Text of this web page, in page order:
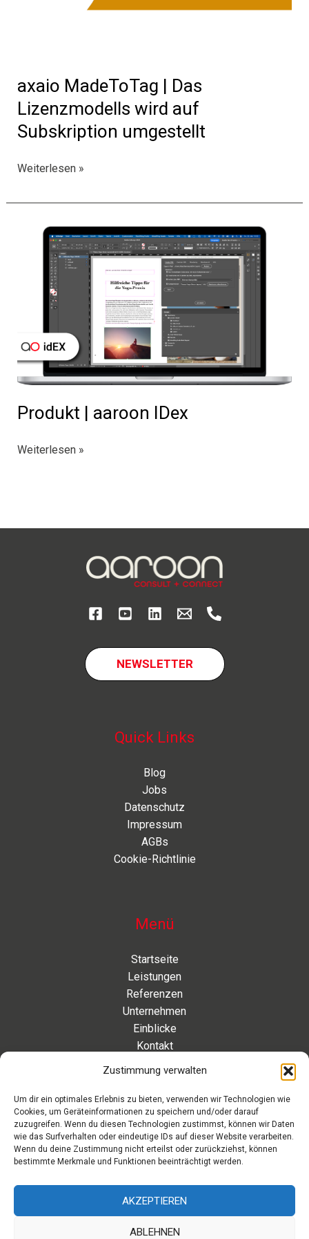
Zustimmung verwalten
Um dir ein optimales Erlebnis zu bieten, verwenden wir Technologien wie
Cookies, um Geräteinformationen zu speichern und/oder darauf
zuzugreifen. Wenn du diesen Technologien zustimmst, können wir Daten
wie das Surfverhalten oder eindeutige IDs auf dieser Website verarbeiten.
Wenn du deine Zustimmung nicht erteilst oder zurückziehst, können
bestimmte Merkmale und Funktionen beeinträchtigt werden.
AKZEPTIEREN
ABLEHNEN
axaio MadeToTag | Das
Lizenzmodells wird auf
Subskription umgestellt
axaio
|
Lizenzmodells
Subskription
umgestellt
Weiterlesen »
Produkt | aaroon IDex
Produkt
Weiterlesen »
NEWSLETTER
Quick Links
Blog
Jobs
Datenschutz
Impressum
AGBs
Cookie-Richtlinie
Menü
Startseite
Leistungen
Referenzen
Unternehmen
Einblicke
Kontakt
Eleonorenstraße 20 | 30449 Hannover Deutschland
Telefon: +49 511 89 880 494
Telefax: +49 511 89 880 495
info[at]aaroon.de